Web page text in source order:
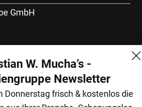
GmbH
W. Mucha’s -
Newsletter
Donnerstag frisch & kostenlos die